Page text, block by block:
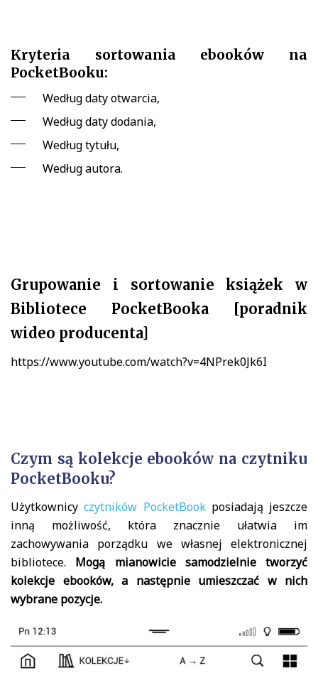
Kryteria sortowania ebooków na
PocketBooku:
Według daty otwarcia,
Według daty dodania,
Według tytułu,
Według autora.
Grupowanie i sortowanie książek w
Bibliotece PocketBooka [poradnik
wideo producenta]
https://www.youtube.com/watch?v=4NPrek0Jk6I
Czym są kolekcje ebooków na czytniku
PocketBooku?
Użytkownicyczytników PocketBookposiadają jeszcze
inną możliwość, która znacznie ułatwia im
zachowywania porządku we własnej elektronicznej
bibliotece. Mogą mianowicie samodzielnie tworzyć
kolekcje ebooków, a następnie umieszczać w nich
wybrane pozycje.